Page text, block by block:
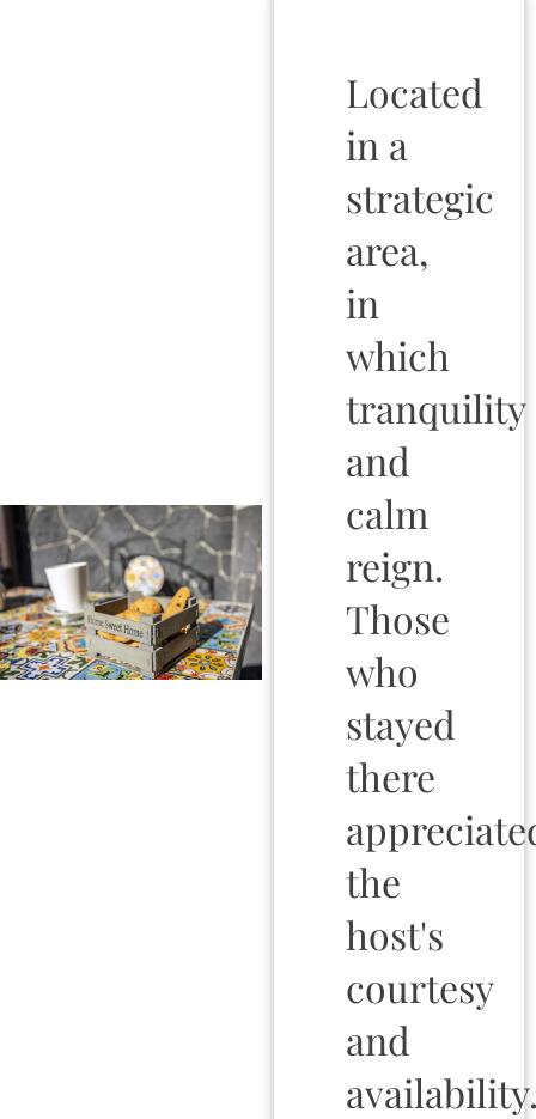
Located
in a
strategic
area,
in
which
tranquility
and
calm
reign.
Those
who
stayed
there
the
host's
courtesy
and